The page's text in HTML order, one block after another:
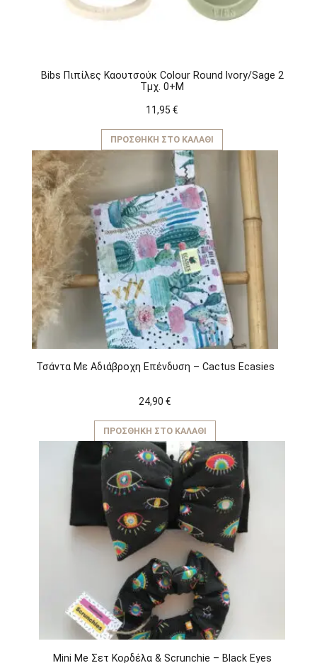
Bibs Πιπίλες Καουτσούκ Colour Round Ivory/Sage 2
Τμχ. 0+M
11,95 €
ΠΡΟΣΘΉΚΗ ΣΤΟ ΚΑΛΆΘΙ
Τσάντα Με Αδιάβροχη Επένδυση – Cactus Ecasies
24,90 €
ΠΡΟΣΘΉΚΗ ΣΤΟ ΚΑΛΆΘΙ
Mini Me Σετ Κορδέλα & Scrunchie – Black Eyes